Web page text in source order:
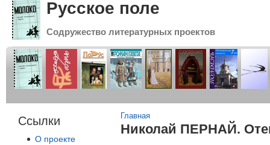
Русское поле
Содружество литературных проектов
Ссылки
О проекте
Вы здесь
Главная
Николай ПЕРНАЙ.